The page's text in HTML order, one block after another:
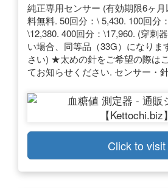
純正専用センサー (有効期限6ヶ
料無料. 50回分：\ 5,430. 100回分
\12,380. 400回分：\17,960. (穿刺
い場合、同等品（33G）になりま
さい) ★太めの針をご希望の際は
てお知らせください. センサー・
Click to visit